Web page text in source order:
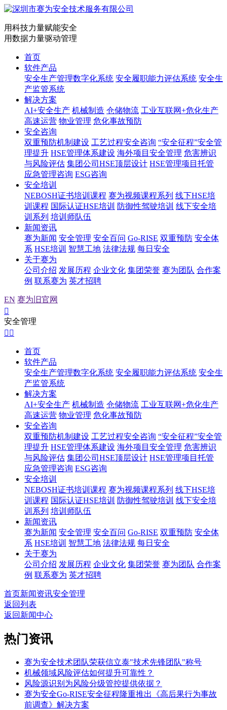
用科技力量赋能安全
用数据力量驱动管理
首页
软件产品
安全生产管理数字化系统 安全履职能力评估系统 安全生
产监管系统
解决方案
AI+安全生产 机械制造 仓储物流 工业互联网+危化生产
高速运营 物业管理 危化事故预防
安全咨询
双重预防机制建设 工艺过程安全咨询 “安全征程”安全管
理提升 HSE管理体系建设 海外项目安全管理 危害辨识
与风险评估 集团公司HSE顶层设计 HSE管理项目托管
应急管理咨询 ESG咨询
安全培训
NEBOSH证书培训课程 赛为视频课程系列 线下HSE培
训课程 国际认证HSE培训 防御性驾驶培训 线下安全培
训系列 培训师队伍
新闻资讯
赛为新闻 安全管理 安全百问 Go-RISE 双重预防 安全体
系 HSE培训 智慧工地 法律法规 每日安全
关于赛为
公司介绍 发展历程 企业文化 集团荣誉 赛为团队 合作案
例 联系赛为 英才招聘
EN 赛为旧官网

安全管理
 
首页
软件产品
安全生产管理数字化系统 安全履职能力评估系统 安全生
产监管系统
解决方案
AI+安全生产 机械制造 仓储物流 工业互联网+危化生产
高速运营 物业管理 危化事故预防
安全咨询
双重预防机制建设 工艺过程安全咨询 “安全征程”安全管
理提升 HSE管理体系建设 海外项目安全管理 危害辨识
与风险评估 集团公司HSE顶层设计 HSE管理项目托管
应急管理咨询 ESG咨询
安全培训
NEBOSH证书培训课程 赛为视频课程系列 线下HSE培
训课程 国际认证HSE培训 防御性驾驶培训 线下安全培
训系列 培训师队伍
新闻资讯
赛为新闻 安全管理 安全百问 Go-RISE 双重预防 安全体
系 HSE培训 智慧工地 法律法规 每日安全
关于赛为
公司介绍 发展历程 企业文化 集团荣誉 赛为团队 合作案
例 联系赛为 英才招聘
首页新闻资讯安全管理
返回列表
返回新闻中心
热门资讯
赛为安全技术团队荣获信立泰"技术先锋团队"称号
机械领域风险评估如何提升可靠性？
风险源识别为风险分级管控提供依据？
赛为安全Go-RISE安全征程隆重推出《高后果行为事故
前调查》解决方案